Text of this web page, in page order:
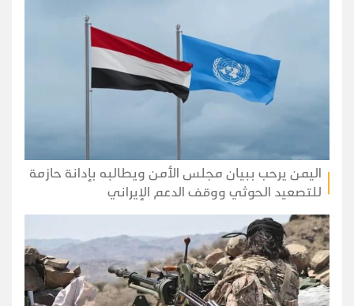
اليمن يرحب ببيان مجلس الأمن ويطالبه بإدانة حازمة
للتصعيد الحوثي ووقف الدعم الإيراني